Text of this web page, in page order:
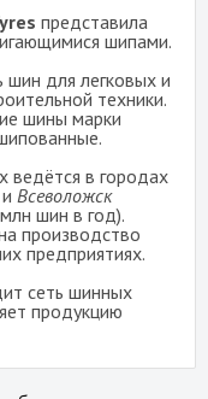
представила
шипами.
шин для легковых и
техники.
шины марки
ведётся в городах
Всеволожск
шин в год).
производство
предприятиях.
сеть шинных
продукцию